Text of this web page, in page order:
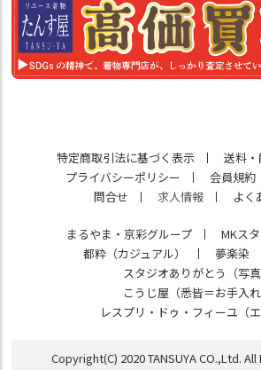
特定商取引法に基づく表示
送料
プライバシーポリシー
会員規約
問合せ
求人情報 よく
まるやま・京彩グループ
MKス
都粋（カジュアル）
夢楽染
スタジオありがとう（写真
こうじ屋（悉皆＝お手入れ
レスプリ・ドゥ・フィーユ（エ
Copyright(C) 2020 TANSUYA CO.,Ltd.